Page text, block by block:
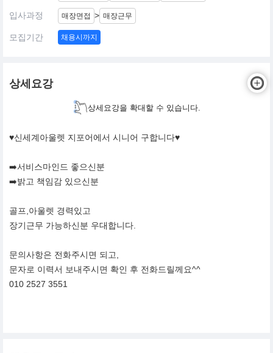
입사과정 매장면접 > 매장근무
모집기간 채용시까지
상세요강
상세요강을 확대할 수 있습니다.
♥️신세계아울렛 지포어에서 시니어 구합니다♥️
➡️서비스마인드 좋으신분
➡️밝고 책임감 있으신분
골프,아울렛 경력있고
장기근무 가능하신분 우대합니다.
문의사항은 전화주시면 되고,
문자로 이력서 보내주시면 확인 후 전화드릴께요^^
010 2527 3551